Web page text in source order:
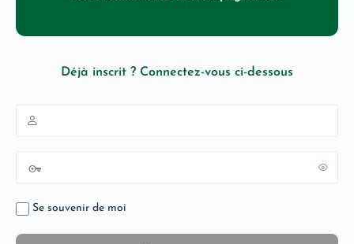
Déjà inscrit ? Connectez-vous ci-dessous
Se souvenir de moi